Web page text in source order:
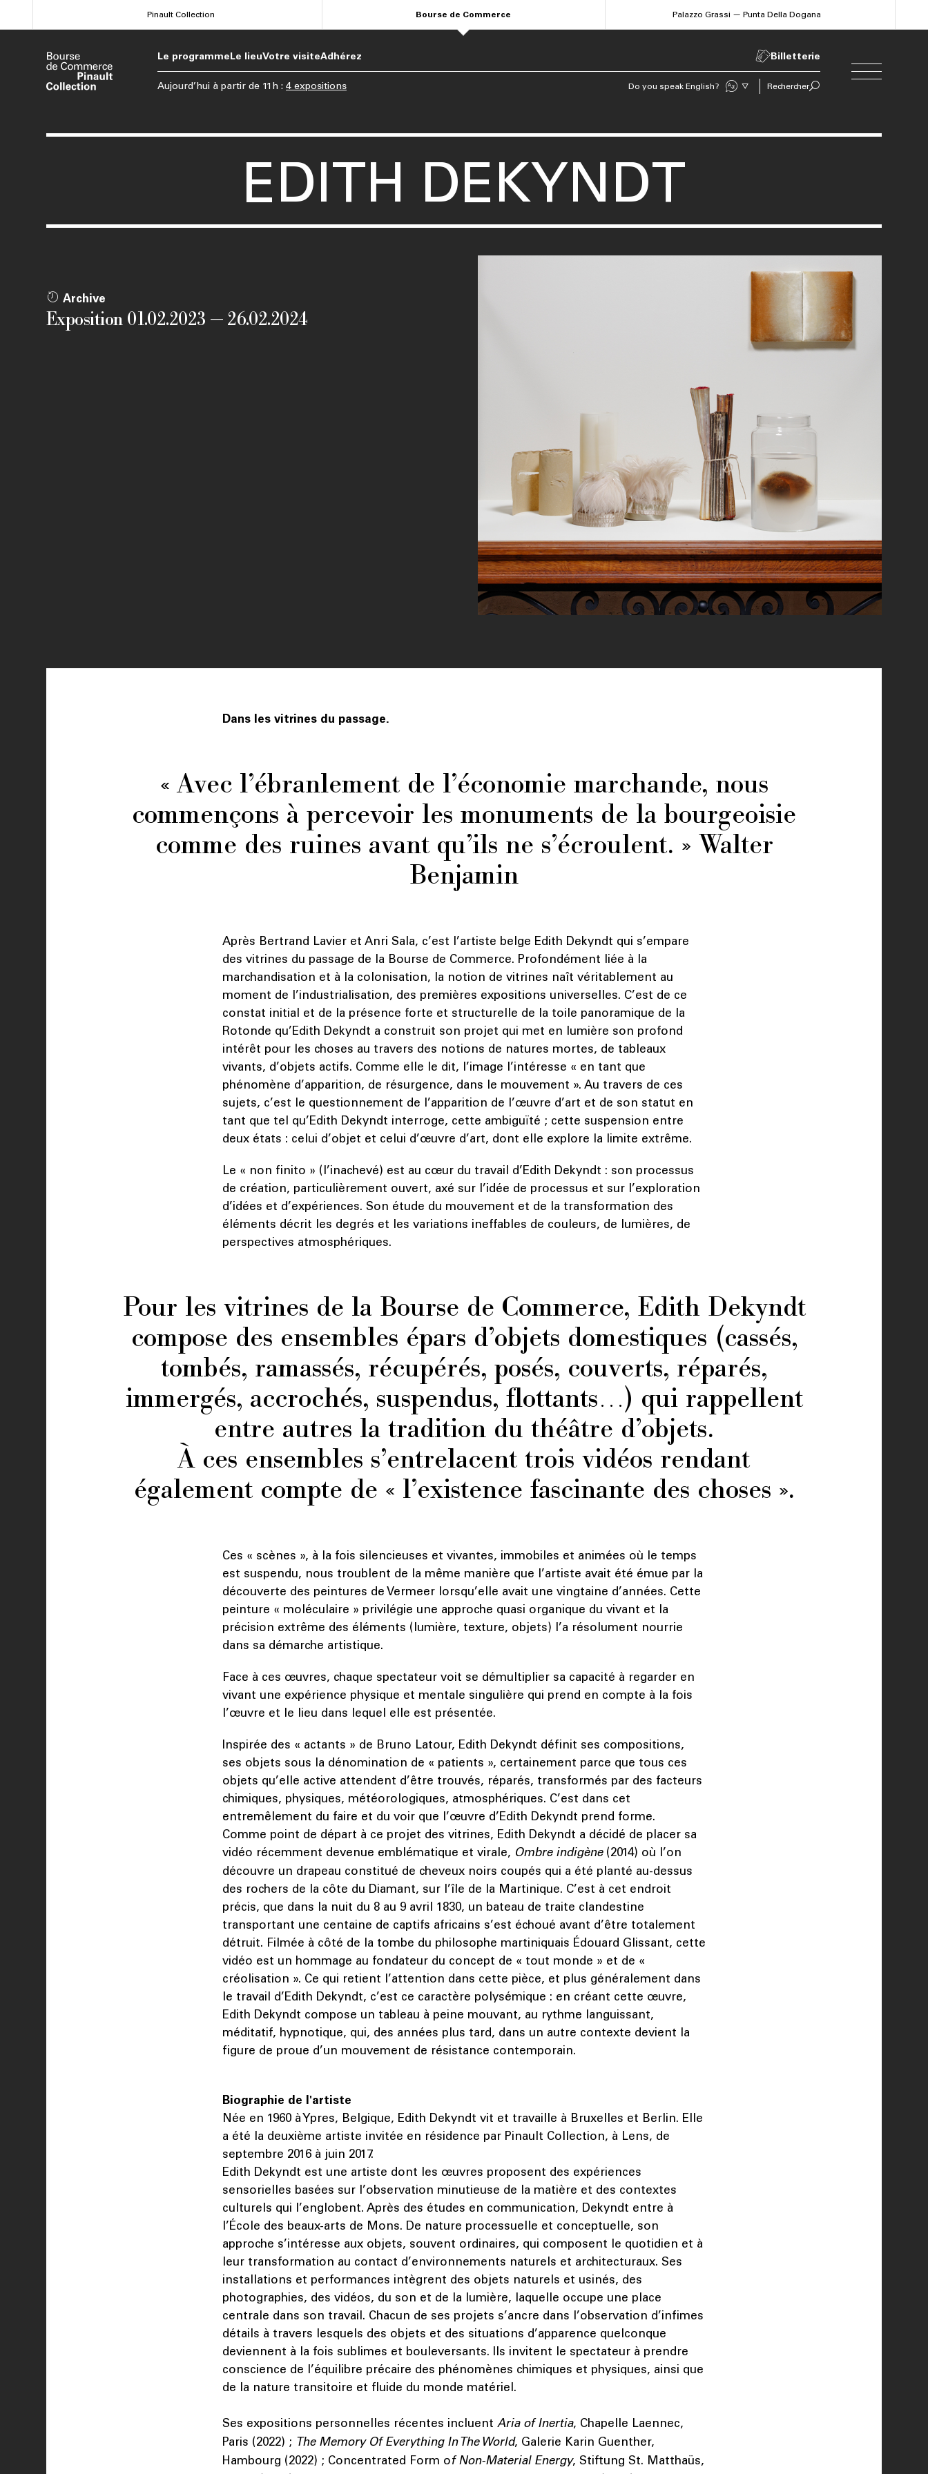
au
principal
Pinault Collection Bourse de Commerce Palazzo Grassi — Punta Della Dogana
Le programmeLe lieuVotre visiteAdhérez Billetterie
Aujourd’hui à partir de 11h : 4 expositions Sprechen Sie Deutsch?
Rechercher
EDITH DEKYNDT
Archive
Exposition 01.02.2023 — 26.02.2024
Dans les vitrines du passage.
« Avec l’ébranlement de l’économie marchande, nous
commençons à percevoir les monuments de la bourgeoisie
comme des ruines avant qu’ils ne s’écroulent. » Walter
Benjamin
Après Bertrand Lavier et Anri Sala, c’est l’artiste belge Edith Dekyndt qui s’empare
des vitrines du passage de la Bourse de Commerce. Profondément liée à la
marchandisation et à la colonisation, la notion de vitrines naît véritablement au
moment de l’industrialisation, des premières expositions universelles. C’est de ce
constat initial et de la présence forte et structurelle de la toile panoramique de la
Rotonde qu’Edith Dekyndt a construit son projet qui met en lumière son profond
intérêt pour les choses au travers des notions de natures mortes, de tableaux
vivants, d’objets actifs. Comme elle le dit, l’image l’intéresse « en tant que
phénomène d’apparition, de résurgence, dans le mouvement ». Au travers de ces
sujets, c’est le questionnement de l’apparition de l’œuvre d’art et de son statut en
tant que tel qu’Edith Dekyndt interroge, cette ambiguïté ; cette suspension entre
deux états : celui d’objet et celui d’œuvre d’art, dont elle explore la limite extrême.
Le « non finito » (l’inachevé) est au cœur du travail d’Edith Dekyndt : son processus
de création, particulièrement ouvert, axé sur l’idée de processus et sur l’exploration
d’idées et d’expériences. Son étude du mouvement et de la transformation des
éléments décrit les degrés et les variations ineffables de couleurs, de lumières, de
perspectives atmosphériques.
Pour les vitrines de la Bourse de Commerce, Edith Dekyndt
compose des ensembles épars d’objets domestiques (cassés,
tombés, ramassés, récupérés, posés, couverts, réparés,
immergés, accrochés, suspendus, flottants…) qui rappellent
entre autres la tradition du théâtre d’objets.
À ces ensembles s’entrelacent trois vidéos rendant
également compte de « l’existence fascinante des choses ».
Ces « scènes », à la fois silencieuses et vivantes, immobiles et animées où le temps
est suspendu, nous troublent de la même manière que l’artiste avait été émue par la
découverte des peintures de Vermeer lorsqu’elle avait une vingtaine d’années. Cette
peinture « moléculaire » privilégie une approche quasi organique du vivant et la
précision extrême des éléments (lumière, texture, objets) l’a résolument nourrie
dans sa démarche artistique.
Face à ces œuvres, chaque spectateur voit se démultiplier sa capacité à regarder en
vivant une expérience physique et mentale singulière qui prend en compte à la fois
l’œuvre et le lieu dans lequel elle est présentée.
Inspirée des « actants » de Bruno Latour, Edith Dekyndt définit ses compositions,
ses objets sous la dénomination de « patients », certainement parce que tous ces
objets qu’elle active attendent d’être trouvés, réparés, transformés par des facteurs
chimiques, physiques, météorologiques, atmosphériques. C’est dans cet
entremêlement du faire et du voir que l’œuvre d’Edith Dekyndt prend forme.
Comme point de départ à ce projet des vitrines, Edith Dekyndt a décidé de placer sa
vidéo récemment devenue emblématique et virale, Ombre indigène(2014) où l’on
découvre un drapeau constitué de cheveux noirs coupés qui a été planté au-dessus
des rochers de la côte du Diamant, sur l’île de la Martinique. C’est à cet endroit
précis, que dans la nuit du 8 au 9 avril 1830, un bateau de traite clandestine
transportant une centaine de captifs africains s’est échoué avant d’être totalement
détruit. Filmée à côté de la tombe du philosophe martiniquais Édouard Glissant, cette
vidéo est un hommage au fondateur du concept de « tout monde » et de «
créolisation ». Ce qui retient l’attention dans cette pièce, et plus généralement dans
le travail d’Edith Dekyndt, c’est ce caractère polysémique : en créant cette œuvre,
Edith Dekyndt compose un tableau à peine mouvant, au rythme languissant,
méditatif, hypnotique, qui, des années plus tard, dans un autre contexte devient la
figure de proue d’un mouvement de résistance contemporain.
Biographie de l'artiste
Née en 1960 à Ypres, Belgique, Edith Dekyndt vit et travaille à Bruxelles et Berlin. Elle
a été la deuxième artiste invitée en résidence par Pinault Collection, à Lens, de
septembre 2016 à juin 2017.
Edith Dekyndt est une artiste dont les œuvres proposent des expériences
sensorielles basées sur l’observation minutieuse de la matière et des contextes
culturels qui l’englobent. Après des études en communication, Dekyndt entre à
l’École des beaux-arts de Mons. De nature processuelle et conceptuelle, son
approche s’intéresse aux objets, souvent ordinaires, qui composent le quotidien et à
leur transformation au contact d’environnements naturels et architecturaux. Ses
installations et performances intègrent des objets naturels et usinés, des
photographies, des vidéos, du son et de la lumière, laquelle occupe une place
centrale dans son travail. Chacun de ses projets s’ancre dans l’observation d’infimes
détails à travers lesquels des objets et des situations d’apparence quelconque
deviennent à la fois sublimes et bouleversants. Ils invitent le spectateur à prendre
conscience de l’équilibre précaire des phénomènes chimiques et physiques, ainsi que
de la nature transitoire et fluide du monde matériel.
Ses expositions personnelles récentes incluent Aria of Inertia, Chapelle Laennec,
Paris (2022) ; The Memory Of Everything In The World, Galerie Karin Guenther,
Hambourg (2022) ; Concentrated Form of Non-Material Energy, Stiftung St. Matthaüs,